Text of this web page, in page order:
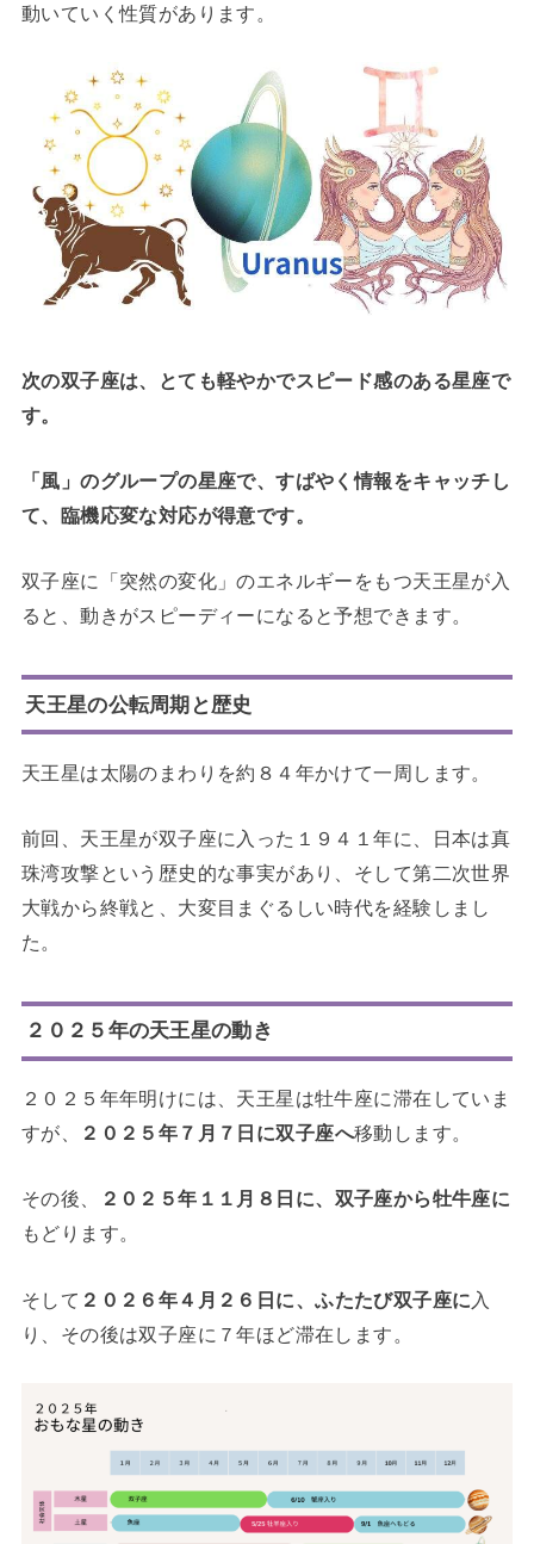
動いていく性質があります。
次の双子座は、とても軽やかでスピード感のある星座で
す。
「風」のグループの星座で、すばやく情報をキャッチし
て、臨機応変な対応が得意です。
双子座に「突然の変化」のエネルギーをもつ天王星が入
ると、動きがスピーディーになると予想できます。
天王星の公転周期と歴史
天王星は太陽のまわりを約８４年かけて一周します。
前回、天王星が双子座に入った１９４１年に、日本は真
珠湾攻撃という歴史的な事実があり、そして第二次世界
大戦から終戦と、大変目まぐるしい時代を経験しまし
た。
２０２５年の天王星の動き
２０２５年年明けには、天王星は牡牛座に滞在していま
すが、
２０２５年７月７日に双子座へ移動します。
その後、
２０２５年１１月８日に、双子座から牡牛座に
もどります。
そして ２０２６年４月２６日に、ふたたび双子座に 入
り、その後は双子座に７年ほど滞在します。